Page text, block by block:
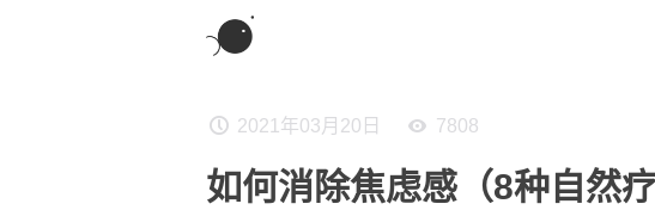
2021年03月20日 7808
如何消除焦虑感（8种自然疗